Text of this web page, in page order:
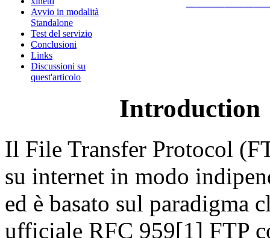
Avvio in modalità
Standalone
Test del servizio
Conclusioni
Links
Discussioni su
quest'articolo
Introduction
Il File Transfer Protocol
su internet in modo
ed è basato sul paradigma
ufficiale RFC 959[1] FTP